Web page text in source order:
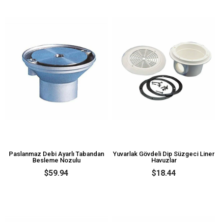
Paslanmaz Debi Ayarlı Tabandan
Besleme Nozulu
$59.94
Yuvarlak Gövdeli Dip Süzgeci Liner
Havuzlar
$18.44